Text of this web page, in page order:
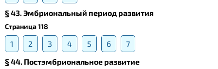
§ 43. Эмбриональный период развития
Страница 118
1 2 3 4 5 6
7
§ 44. Постэмбриональное развитие